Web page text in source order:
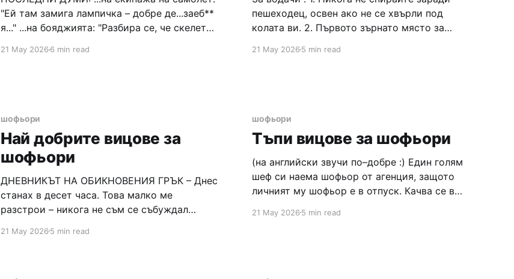
"Ей там замига лампичка – добре де...заеб**
я..." ...на бояджията: "Разбира се, че скелето
ок! Въздухът ще ми стигне за още 15
21 May 20266 min read
пешеходец, освен ако не се хвърли под
колата ви. 2. Първото зърнато място за
го светкавично. 3. Винаги се оглеждайте
21 May 20265 min read
шофьори
Най добрите вицове за
шофьори
ДНЕВНИКЪТ НА ОБИКНОВЕНИЯ ГРЪК – Днес
станах в десет часа. Това малко ме
разстрои – никога не съм се събуждал
си лекар. Излязох на терасата, половин час
21 May 20265 min read
шофьори
Тъпи вицове за шофьори
(на английски звучи по–добре :) Един голям
шеф си наема шофьор от агенция, защото
личният му шофьор е в отпуск. Качва се в
което шофьора отговаря: – Чарлз, сър.
21 May 20265 min read